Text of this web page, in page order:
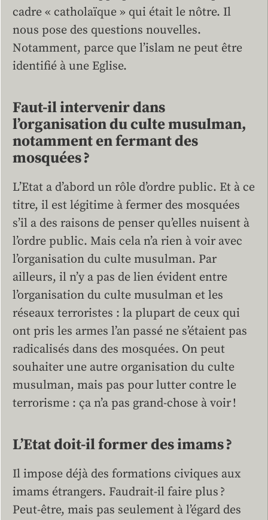
cadre « catholaïque » qui était le nôtre. Il
nous pose des questions nouvelles.
Notamment, parce que l’islam ne peut être
identifié à une Eglise.
Faut-il intervenir dans
l’organisation du culte musulman,
notamment en fermant des
mosquées ?
L’Etat a d’abord un rôle d’ordre public. Et à ce
titre, il est légitime à fermer des mosquées
s’il a des raisons de penser qu’elles nuisent à
l’ordre public. Mais cela n’a rien à voir avec
l’organisation du culte musulman. Par
ailleurs, il n’y a pas de lien évident entre
l’organisation du culte musulman et les
réseaux terroristes : la plupart de ceux qui
ont pris les armes l’an passé ne s’étaient pas
radicalisés dans des mosquées. On peut
souhaiter une autre organisation du culte
musulman, mais pas pour lutter contre le
terrorisme : ça n’a pas grand-chose à voir !
L’Etat doit-il former des imams ?
Il impose déjà des formations civiques aux
imams étrangers. Faudrait-il faire plus ?
Peut-être, mais pas seulement à l’égard des